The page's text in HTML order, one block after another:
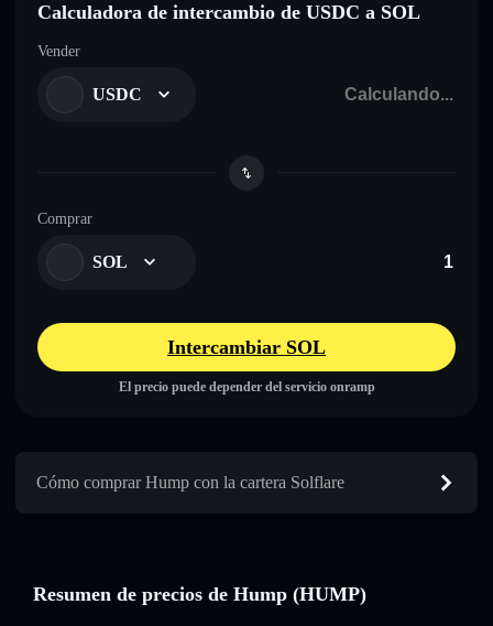
Calculadora de intercambio de USDC a SOL
Vender
USDC
Comprar
SOL
Intercambiar SOL
El precio puede depender del servicio onramp
Cómo comprar Hump con la cartera Solflare
Resumen de precios de Hump (HUMP)